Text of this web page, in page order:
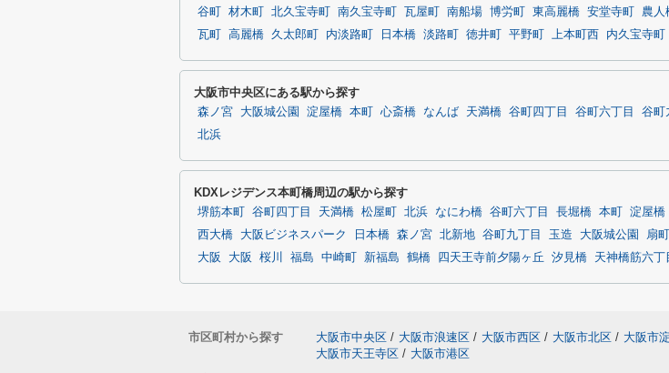
谷町 材木町 北久宝寺町 南久宝寺町 瓦屋町 南船場 博労町 東高麗橋 安堂寺町 農人
瓦町
高麗橋 久太郎町 内淡路町 日本橋 淡路町 徳井町 平野町 上本町西 内久宝寺町
大阪市中央区にある駅から探す
森ノ宮 大阪城公園 淀屋橋 本町 心斎橋 なんば 天満橋 谷町四丁目 谷町六丁目 谷町
北浜
KDXレジデンス本町橋周辺の駅から探す
堺筋本町 谷町四丁目 天満橋 松屋町 北浜 なにわ橋 谷町六丁目 長堀橋 本町 淀屋橋
西大橋
大阪ビジネスパーク 日本橋 森ノ宮 北新地 谷町九丁目 玉造 大阪城公園 扇町
大阪
大阪 桜川 福島 中崎町 新福島 鶴橋 四天王寺前夕陽ヶ丘 汐見橋 天神橋筋六丁
市区町村から探す 大阪市中央区 / 大阪市浪速区 / 大阪市西区 / 大阪市北区 / 大阪市
大阪市天王寺区 / 大阪市港区